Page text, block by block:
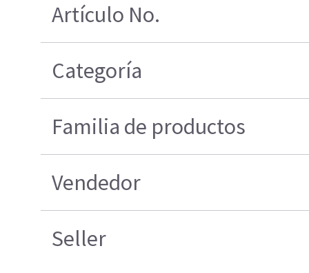
Artículo No.
Categoría
Familia de productos
Vendedor
Seller